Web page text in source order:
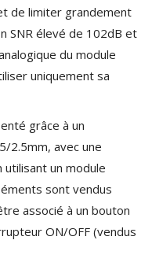
de limiter grandement
SNR élevé de 102dB et
du module
uniquement sa
grâce à un
2.5mm, avec une
utilisant un module
sont vendus
associé à un bouton
ON/OFF (vendus